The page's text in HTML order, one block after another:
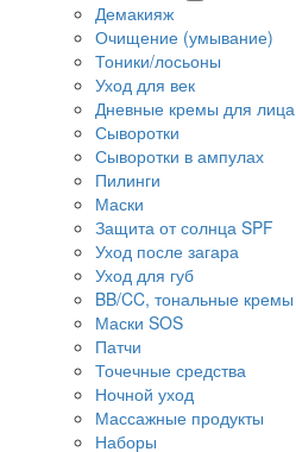
Демакияж
Очищение (умывание)
Тоники/лосьоны
Уход для век
Дневные кремы для лица
Сыворотки
Сыворотки в ампулах
Пилинги
Маски
Защита от солнца SPF
Уход после загара
Уход для губ
BB/CC, тональные кремы
Маски SOS
Патчи
Точечные средства
Ночной уход
Массажные продукты
Наборы